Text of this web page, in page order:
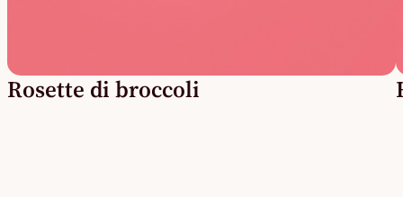
Rosette di broccoli